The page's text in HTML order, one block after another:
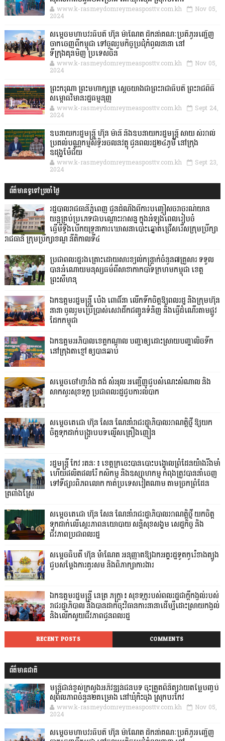
www.k-rasmeydomreymeasposttv.com.kh Nov 05,
2024
សម្តេចមហាបវរធិបតី ហ៊ុន ម៉ាណែត ដឹកនាំគណៈប្រតិភូអញ្ជើញ
ចាកចេញពីកម្ពុជា ទៅចូលរួមកិច្ចប្រជុំកំពូលនានា នៅ
ទីក្រុងគុនមិញ ប្រទេសចិន
www.k-rasmeydomreymeasposttv.com.kh Nov 05,
2024
ព្រះករុណា ព្រះមហាក្សត្រ ស្តេចយាងជាព្រះរាជាធិបតី ព្រះរាជពិធី
សម្ពោធវិមានរដ្ឋធម្មនុញ្ញ
www.k-rasmeydomreymeasposttv.com.kh Sept 24,
2024
ឧបនាយករដ្ឋមន្ដ្រី ហ៊ុន ម៉ានី និងឧបនាយករដ្ឋមន្ដ្រី សាយ សំអាល់
ប្រគល់បណ្ណកម្មសិទ្ធិអចលនវត្ថុ ជូនពលរដ្ឋ២៤ភូមិ នៅក្រុង
ឧដុង្គម៉ែជ័យ
www.k-rasmeydomreymeasposttv.com.kh Sept 23,
2024
ព័ត៌មានទូទៅប្រចាំថ្ងៃ
រដ្ឋបាលរាជធានីភ្នំពេញ ជូនដំណឹងពីការបញ្ចៀសចរាចរណ៍យាន
យន្តគ្រប់ប្រភេទជាបណ្តោះអាសន្ន ក្នុងអំឡុងពេលរៀបចំ
ធ្វើមីទ្ទីងបើកយុទ្ធនាការឃោសនាបោះឆ្នោតជ្រើសរើសក្រុមប្រឹក្សា
រាជធានី ក្រុមប្រឹក្សាខណ្ឌ នីតិកាលទី៤
ប្រជាពលរដ្ឋរងគ្រោះដោយសារខ្យល់កន្ត្រាក់ចំនួន៧គ្រួសារ ទទួល
បានអំណោយមនុស្សធម៌ពីសាខាកាកបាទក្រហមកម្ពុជា ខេត្ត
ព្រះសីហនុ
ឯកឧត្តមរដ្ឋមន្ត្រី ប៉េង ពោធិ៍នា លើកទឹកចិត្តឱ្យពលរដ្ឋ និងក្រុមហ៊ុន
នានា ចូលរួមប្រើប្រាស់សេវាដឹកជញ្ជូនទំនិញ និងធ្វើដំណើរតាមផ្លូវ
ដែកកម្ពុជា
ឯកឧត្តមអភិបាលខេត្តកណ្ដាល បញ្ជាឲ្យដោះស្រាយបញ្ហាលិចទឹក
នៅក្រុងតាខ្មៅ ឲ្យបានឆាប់
សម្តេចចៅហ្វាវាំង គង់ សំអុល អញ្ជើញជួបសំណេះសំណាល និង
សាកសួរសុខទុក្ខ ប្រជាពលរដ្ឋជួបការលំបាក
សម្តេចតេជោ ហ៊ុន សែន ណែនាំរាជរដ្ឋាភិបាលអាណត្តិថ្មី ឱ្យយក
ចិត្តទុកដាក់បង្ក្រាបបទល្មើសគ្រឿងញៀន
រដ្ឋមន្ត្រី កែវ រតនៈ៖ ខេត្តក្រចេះបានបោះបង្គោលព្រំដែនយ៉ាងរឹងមាំ
ហើយផលិតផលរ៉ែ កសិកម្ម និងឧស្សាហកម្ម កំពុងត្រូវបាននាំចេញ
ទៅទីផ្សារពិភពលោក កាត់ប្រទេសវៀតណាម តាមច្រកព្រំដែន
ត្រពាំងស្រែ
សម្តេចតេជោ ហ៊ុន សែន ណែនាំរាជរដ្ឋាភិបាលអាណត្តិថ្មី យកចិត្ត
ទុកដាក់លើស្ថេរភាពនយោបាយ សន្តិសុខសង្គម សេដ្ឋកិច្ច និង
ជីវភាពប្រជាពលរដ្ឋ
សម្តេចធិបតី ហ៊ុន ម៉ាណែត អនុញ្ញាតឱ្យឯកអគ្គរដ្ឋទូតកូរ៉េខាងត្បូង
ជួបសម្តែងការគួរសម និងពិភាក្សាការងារ
ឯកឧត្តមរដ្ឋមន្ត្រី នេត្រ ភក្ត្រា៖ សុខទុក្ខរបស់ពលរដ្ឋជាក្តីកង្វល់របស់
រាជរដ្ឋាភិបាល និងបានដាក់ចុះវិធានការនានាដើម្បីដោះស្រាយកង្វល់
និងលើកស្ទួយជីវភាពជូនពលរដ្ឋ
RECENT POSTS COMMENTS
ព័ត៌មានជាតិ
មន្ត្រីជាន់ខ្ពស់ក្រសួងអភិវឌ្ឍន៍ជនបទ ចុះត្រួតពិនិត្យវាយតម្លៃបញ្ចប់
សុពលភាពចំនួន២គម្រោង នៅឃុំកិះចុង ស្រុកបរកែវ
www.k-rasmeydomreymeasposttv.com.kh Nov 05,
2024
សម្តេចមហាបវរធិបតី ហ៊ុន ម៉ាណែត ដឹកនាំគណៈប្រតិភូអញ្ជើញ